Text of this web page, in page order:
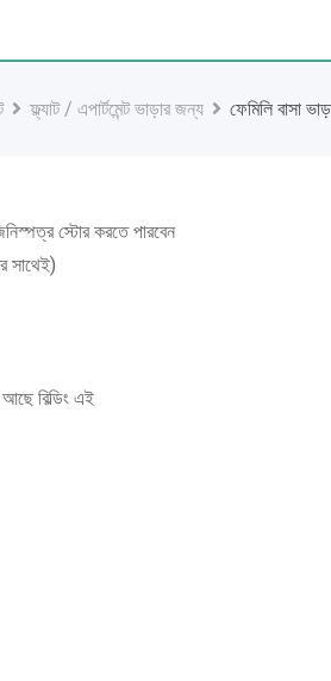
ফ্ল্যাট / এপার্টমেন্ট ভাড়ার জন্য ফেমিলি বাসা
স্টোর করতে পারবেন
সাথেই)
বিল্ডিং এই